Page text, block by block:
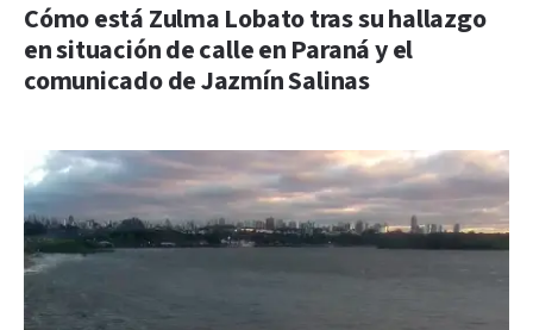
Cómo está Zulma Lobato tras su hallazgo
en situación de calle en Paraná y el
comunicado de Jazmín Salinas